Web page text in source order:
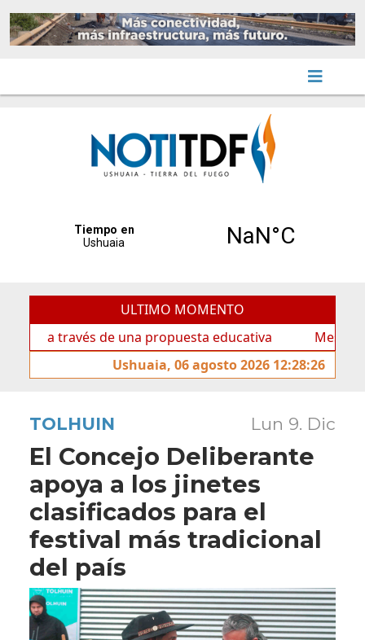
ULTIMO MOMENTO
través de una propuesta educativa
Mes de las
Ushuaia, 06 agosto 2026 12:28:26
TOLHUIN Lun 9. Dic
El Concejo Deliberante
apoya a los jinetes
clasificados para el
festival más tradicional
del país